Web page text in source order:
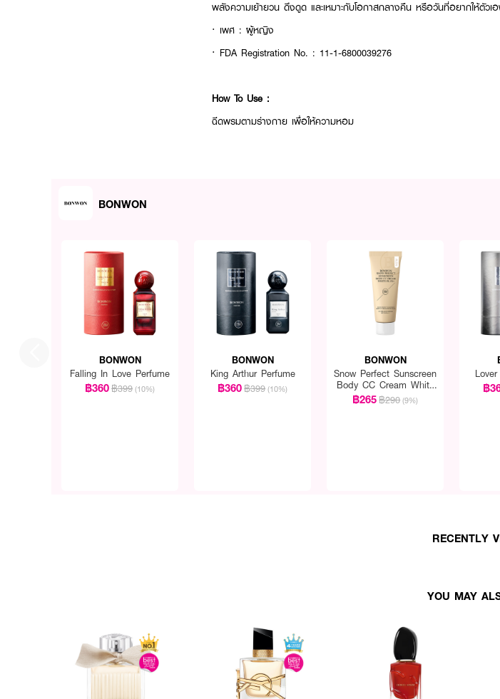
พลังความเย้ายวน ดึงดูด และเหมาะกับโอกาสกลางคืน หรือวันที่อยากให้ตัวเอ
· เพศ : ผู้หญิง
· FDA Registration No. : 11-1-6800039276
How To Use :
ฉีดพรมตามร่างกาย เพื่อให้ความหอม
BONWON
BONWON
Falling In Love Perfume
฿360฿399 (10%)
BONWON
King Arthur Perfume
฿360฿399 (10%)
BONWON
Snow Perfect Sunscreen
Body CC Cream White
Plus+
฿265฿290 (9%)
฿
RECENTLY
YOU MAY